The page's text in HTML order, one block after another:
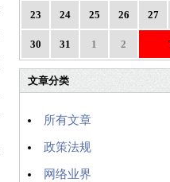
23 24 25 26 27
30 31 1 2
文章分类
所有文章
政策法规
网络业界